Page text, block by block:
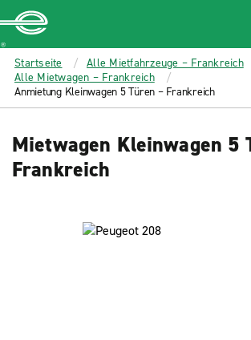
MAIN
CONTENT
Enterprise
Startseite
Alle Mietfahrzeuge – Frankreich
Alle Mietwagen – Frankreich
Anmietung Kleinwagen 5 Türen – Frankreich
Mietwagen Kleinwagen 5
Frankreich